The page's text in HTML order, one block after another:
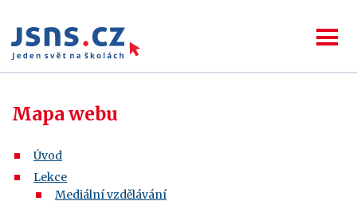
Mapa webu
Úvod
Lekce
Mediální vzdělávání